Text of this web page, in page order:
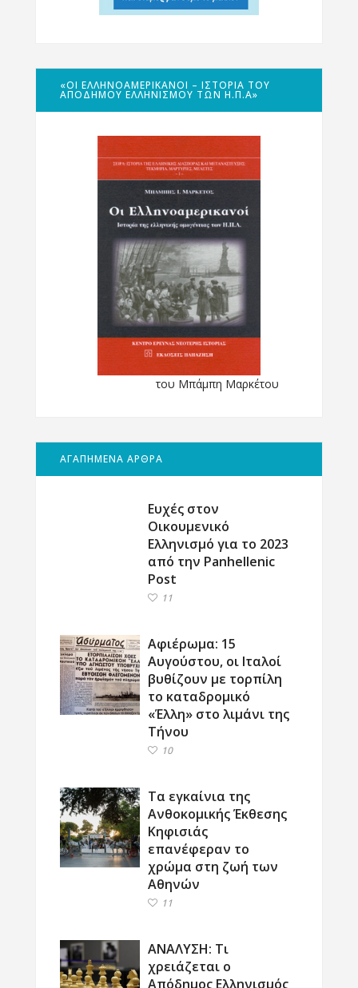
«ΟΙ ΕΛΛΗΝΟΑΜΕΡΙΚΑΝΟΊ – ΙΣΤΟΡΊΑ ΤΟΥ
ΑΠΌΔΗΜΟΥ ΕΛΛΗΝΙΣΜΟΎ ΤΩΝ Η.Π.Α»
του Μπάμπη Μαρκέτου
ΑΓΑΠΗΜΕΝΑ ΑΡΘΡΑ
Ευχές στον
Οικουμενικό
Ελληνισμό για το 2023
από την Panhellenic
Post
11
Αφιέρωμα: 15
Αυγούστου, οι Ιταλοί
βυθίζουν με τορπίλη
το καταδρομικό
«Έλλη» στο λιμάνι της
Τήνου
10
Τα εγκαίνια της
Ανθοκομικής Έκθεσης
Κηφισιάς
επανέφεραν το
χρώμα στη ζωή των
Αθηνών
11
ΑΝΑΛΥΣΗ: Τι
χρειάζεται ο
Απόδημος Ελληνισμός